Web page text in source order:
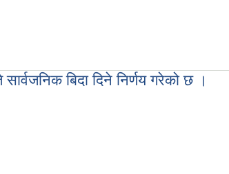
बिदा दिने निर्णय गरेको छ ।